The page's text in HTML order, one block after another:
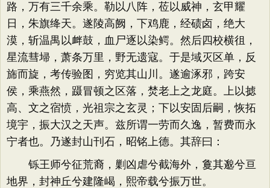
路，万有三千余乘。勒以八阵，莅以威神，玄甲耀
日，朱旗绛天。遂陵高阙，下鸡鹿，经碛卤，绝大
漠，斩温禺以衅鼓，血尸逐以染鳄。然后四校横徂，
星流彗埽，萧条万里，野无遗寇。于是域灭区单，反
旆而旋，考传验图，穷览其山川。遂逾涿邪，跨安
侯，乘燕然，蹑冒顿之区落，焚老上之龙庭。上以摅
高、文之宿愤，光祖宗之玄灵；下以安固后嗣，恢拓
境宇，振大汉之天声。兹所谓一劳而久逸，暂费而永
宁者也。乃遂封山刊石，昭铭上德。其辞曰：
铄王师兮征荒裔，剿凶虐兮截海外，敻其邈兮亘
地界，封神丘兮建隆嵑，熙帝载兮振万世。